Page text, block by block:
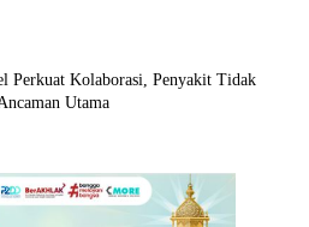
Perkuat Kolaborasi, Penyakit Tidak
Utama